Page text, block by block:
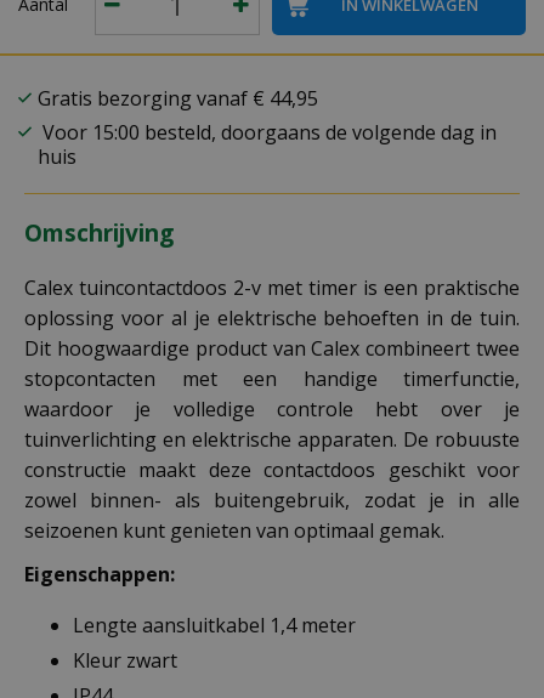
Gratis bezorging vanaf € 44,95
Voor 15:00 besteld, doorgaans de volgende dag in
huis
Omschrijving
Calex tuincontactdoos 2-v met timer is een praktische
oplossing voor al je elektrische behoeften in de tuin.
Dit hoogwaardige product van Calex combineert twee
stopcontacten met een handige timerfunctie,
waardoor je volledige controle hebt over je
tuinverlichting en elektrische apparaten. De robuuste
constructie maakt deze contactdoos geschikt voor
zowel binnen- als buitengebruik, zodat je in alle
seizoenen kunt genieten van optimaal gemak.
Eigenschappen:
Lengte aansluitkabel 1,4 meter
Kleur zwart